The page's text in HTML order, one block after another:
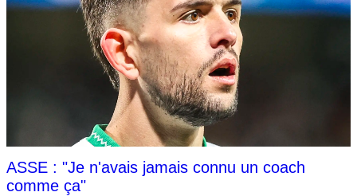
ASSE : "Je n'avais jamais connu un coach
comme ça"